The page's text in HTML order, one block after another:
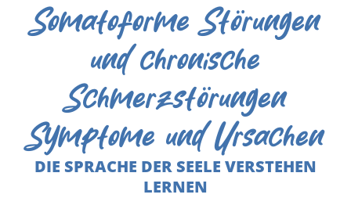
Somatoforme Störungen
und chronische
Schmerzstörungen
Symptome und Ursachen
DIE SPRACHE DER SEELE VERSTEHEN
LERNEN